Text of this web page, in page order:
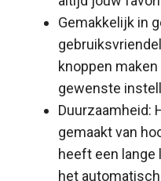
Gemakkelijk in
knoppen
gewenste
Duurzaamheid:
gemaakt van
heeft een lange
het